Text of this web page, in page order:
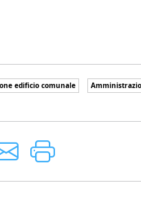
edificio comunale